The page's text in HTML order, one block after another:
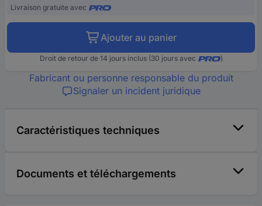
Livraison gratuite avec
Ajouter au panier
Droit de retour de 14 jours inclus (30 jours avec )
Fabricant ou personne responsable du produit
Signaler un incident juridique
Caractéristiques techniques
Documents et téléchargements